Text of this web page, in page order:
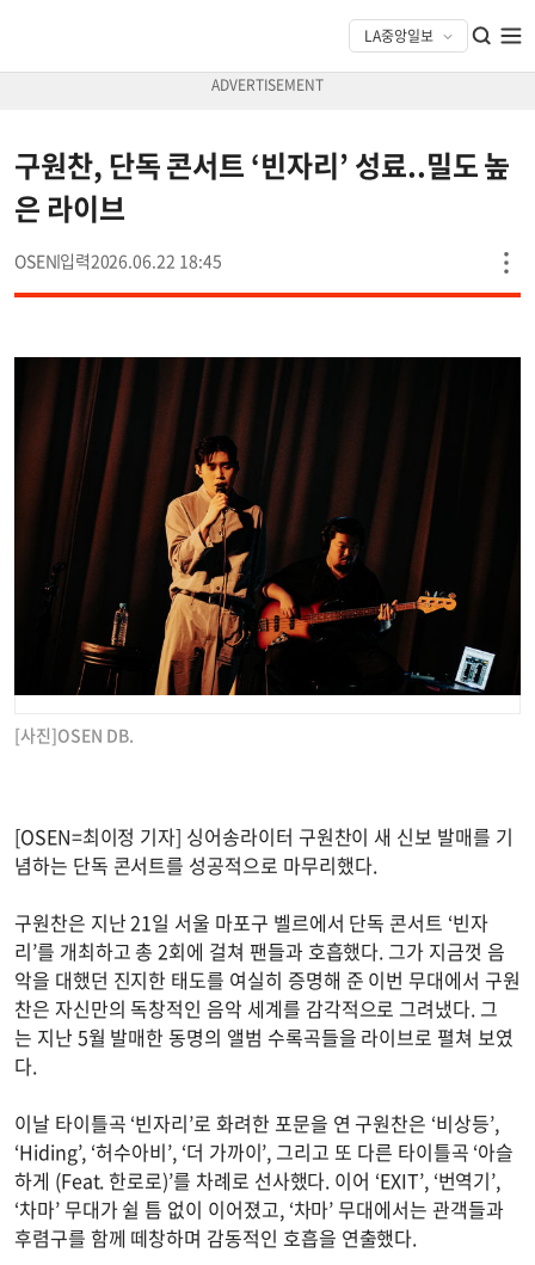
구원찬, 단독 콘서트 ‘빈자리’ 성료..밀도 높
은 라이브
OSEN 2026.06.22 18:45
[사진]OSEN DB.
[OSEN=최이정 기자] 싱어송라이터 구원찬이 새 신보 발매를 기
념하는 단독 콘서트를 성공적으로 마무리했다.
구원찬은 지난 21일 서울 마포구 벨르에서 단독 콘서트 ‘빈자
리’를 개최하고 총 2회에 걸쳐 팬들과 호흡했다. 그가 지금껏 음
악을 대했던 진지한 태도를 여실히 증명해 준 이번 무대에서 구원
찬은 자신만의 독창적인 음악 세계를 감각적으로 그려냈다. 그
는 지난 5월 발매한 동명의 앨범 수록곡들을 라이브로 펼쳐 보였
다.
이날 타이틀곡 ‘빈자리’로 화려한 포문을 연 구원찬은 ‘비상등’,
‘Hiding’, ‘허수아비’, ‘더 가까이’, 그리고 또 다른 타이틀곡 ‘아슬
하게 (Feat. 한로로)’를 차례로 선사했다. 이어 ‘EXIT’, ‘번역기’,
‘차마’ 무대가 쉴 틈 없이 이어졌고, ‘차마’ 무대에서는 관객들과
후렴구를 함께 떼창하며 감동적인 호흡을 연출했다.